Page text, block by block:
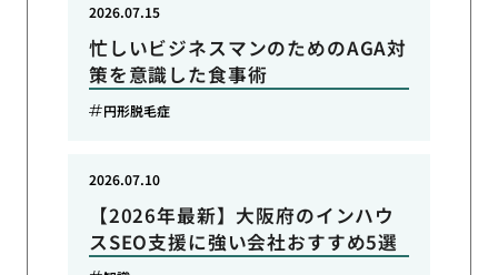
忙しいビジネスマンのためのAGA対
策を意識した食事術
2026.07.15
円形脱毛症
【2026年最新】大阪府のインハウ
スSEO支援に強い会社おすすめ5選
2026.07.10